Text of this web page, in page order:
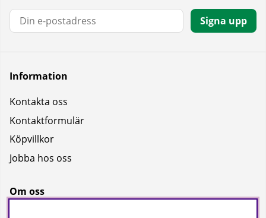
E-post:
Signa upp
Information
Kontakta oss
Kontaktformulär
Köpvillkor
Jobba hos oss
Om oss